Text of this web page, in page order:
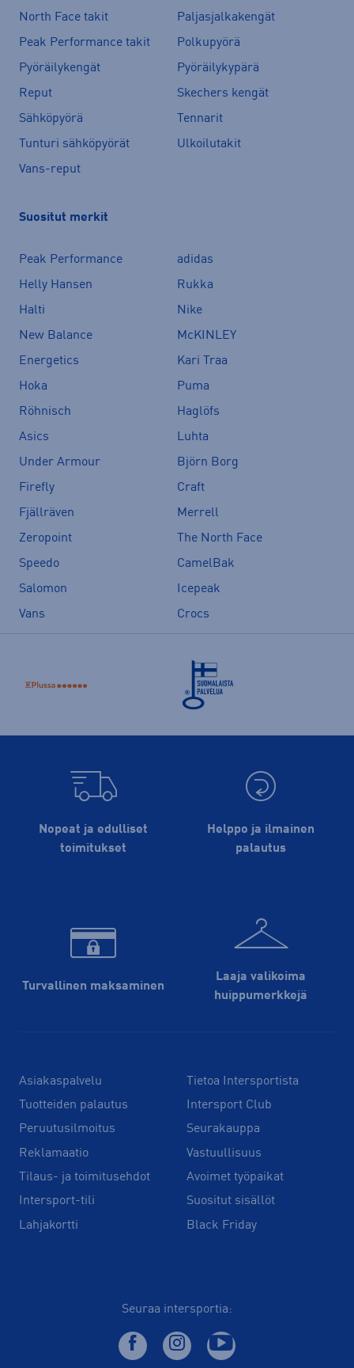
North Face takit
Paljasjalkakengät
Peak Performance takit
Polkupyörä
Pyöräilykengät
Pyöräilykypärä
Reput
Skechers kengät
Sähköpyörä
Tennarit
Tunturi sähköpyörät
Ulkoilutakit
Vans-reput
Suositut merkit
Peak Performance
adidas
Helly Hansen
Rukka
Halti
Nike
New Balance
McKINLEY
Energetics
Kari Traa
Hoka
Puma
Röhnisch
Haglöfs
Asics
Luhta
Under Armour
Björn Borg
Firefly
Craft
Fjällräven
Merrell
Zeropoint
The North Face
Speedo
CamelBak
Salomon
Icepeak
Vans
Crocs
Nopeat ja edulliset
toimitukset
Helppo ja ilmainen
palautus
Turvallinen maksaminen
Laaja valikoima
huippu­merkkejä
Asiakaspalvelu
Tuotteiden palautus
Peruutusilmoitus
Reklamaatio
Tilaus- ja toimitusehdot
Intersport-tili
Lahjakortti
Tietoa Intersportista
Intersport Club
Seurakauppa
Vastuullisuus
Avoimet työpaikat
Suositut sisällöt
Black Friday
Seuraa intersportia: